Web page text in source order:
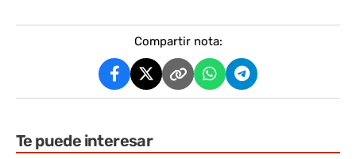
Compartir nota:
Te puede interesar